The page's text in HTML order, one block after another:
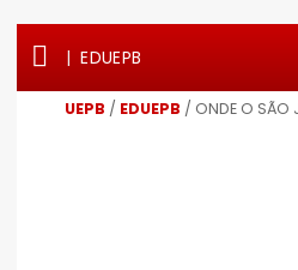
para
conteúdo
para
menu
para
busca
para
rodapé
 |EDUEPB
UEPB / EDUEPB / ONDE O SÃO